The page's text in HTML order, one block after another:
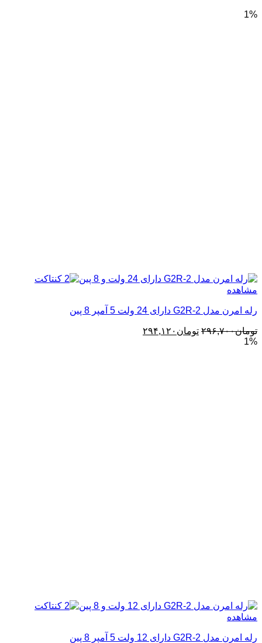
1%
مشاهده
رله امرن مدل G2R-2 دارای 24 ولت 5 آمپر 8 پین
تومان۲۹۶,۷۰۰ قیمت
تومان ۲۹۴,۱۲۰قیمت
1%
مشاهده
رله امرن مدل G2R-2 دارای 12 ولت 5 آمپر 8 پین